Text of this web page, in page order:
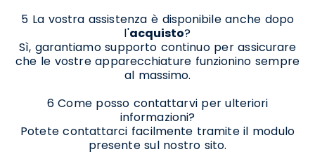
5 La vostra assistenza è disponibile anche dopo
l'acquisto?
Sì, garantiamo supporto continuo per assicurare
che le vostre apparecchiature funzionino sempre
al massimo.
6 Come posso contattarvi per ulteriori
informazioni?
Potete contattarci facilmente tramite il modulo
presente sul nostro sito.